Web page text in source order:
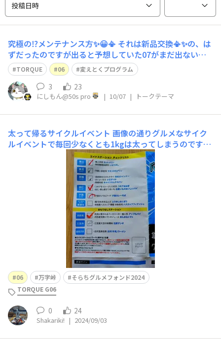
投稿日時
究極の⁉️メンテナンス方✨😀📳 それは新品交換📳✨の、は
ずだったのですが出ると予想していた07がまだ出ない🥲
💧 とりあえずボコボコの06を返して、１週間、、、外装
は関係なさそうな返事が来ました📩
TORQUE 06 変えとくプログラム
3 23
にしもん@50s pro | 10/07 | トークテーマ
太って帰るサイクルイベント 画像の通りグルメなサイク
ルイベントで毎回少なくとも1kgは太ってしまうのです
が、今年は万字峠がコースに組込まれました。お陰で、初
めて出走前よりあれだけ食べたのに900グラム減りまし
た。万字峠ダイエット！
06 万字峠
そらちグルメフォンド2024
TORQUE G06
0 24
Shakariki! | 2024/09/03